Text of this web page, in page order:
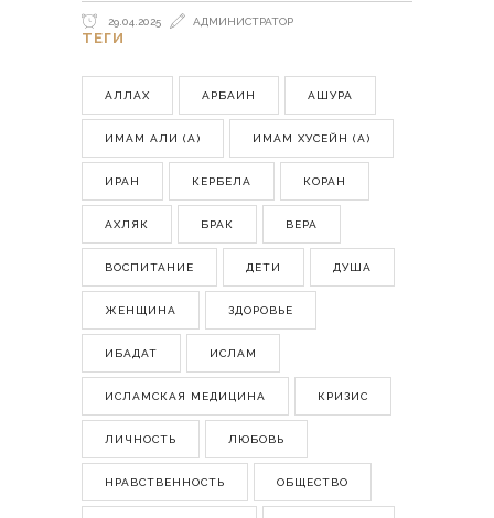
29.04.2025 АДМИНИСТРАТОР
ТЕГИ
АЛЛАХ АРБАИН АШУРА
ИМАМ АЛИ (А) ИМАМ ХУСЕЙН (А)
ИРАН КЕРБЕЛА КОРАН
АХЛЯК БРАК ВЕРА
ВОСПИТАНИЕ ДЕТИ ДУША
ЖЕНЩИНА ЗДОРОВЬЕ
ИБАДАТ ИСЛАМ
ИСЛАМСКАЯ МЕДИЦИНА КРИЗИС
ЛИЧНОСТЬ ЛЮБОВЬ
НРАВСТВЕННОСТЬ ОБЩЕСТВО